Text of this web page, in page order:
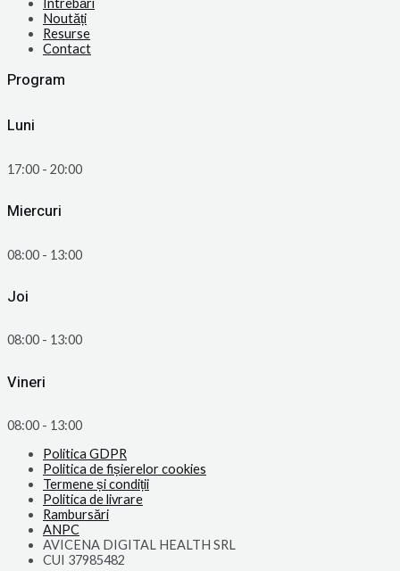
Întrebări
Noutăți
Resurse
Contact
Program
Luni
17:00 - 20:00
Miercuri
08:00 - 13:00
Joi
08:00 - 13:00
Vineri
08:00 - 13:00
Politica GDPR
Politica de fișierelor cookies
Termene și condiții
Politica de livrare
Rambursări
ANPC
AVICENA DIGITAL HEALTH SRL
CUI 37985482